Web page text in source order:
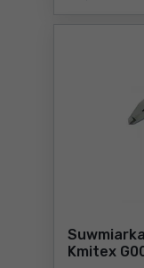
Kmitex